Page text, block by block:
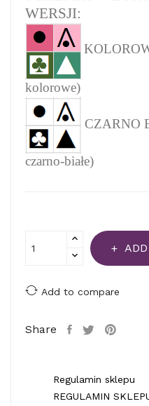
WERSJI:
kolorowe)
CZARNO
czarno-białe)
Add to compare
Share
Regulamin sklepu
REGULAMIN